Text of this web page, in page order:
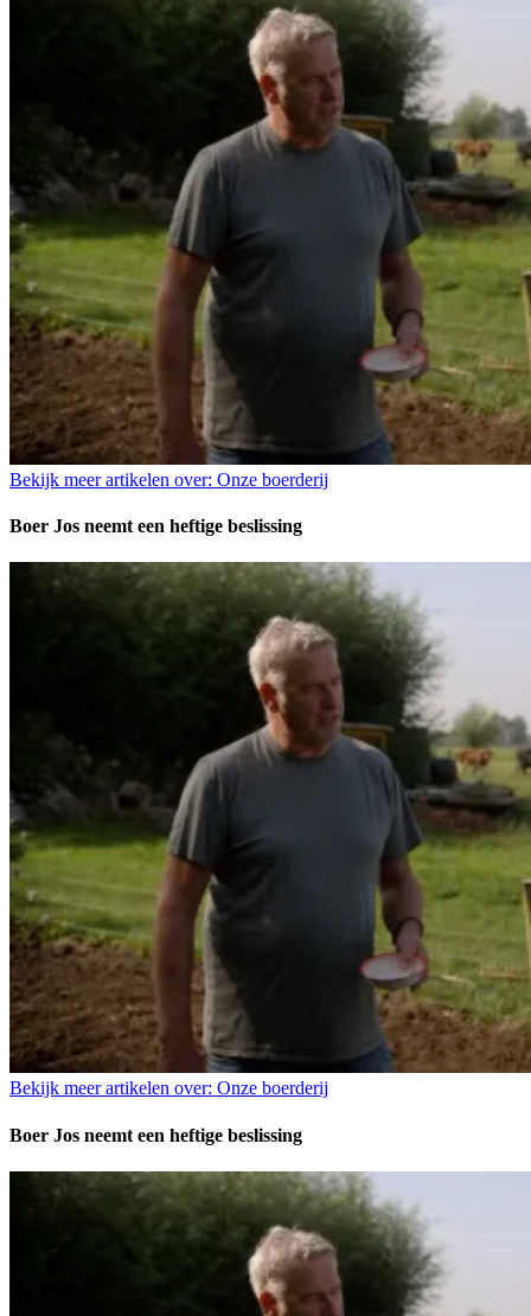
Bekijk meer artikelen over: Onze boerderij
Boer Jos neemt een heftige beslissing
Bekijk meer artikelen over: Onze boerderij
Boer Jos neemt een heftige beslissing